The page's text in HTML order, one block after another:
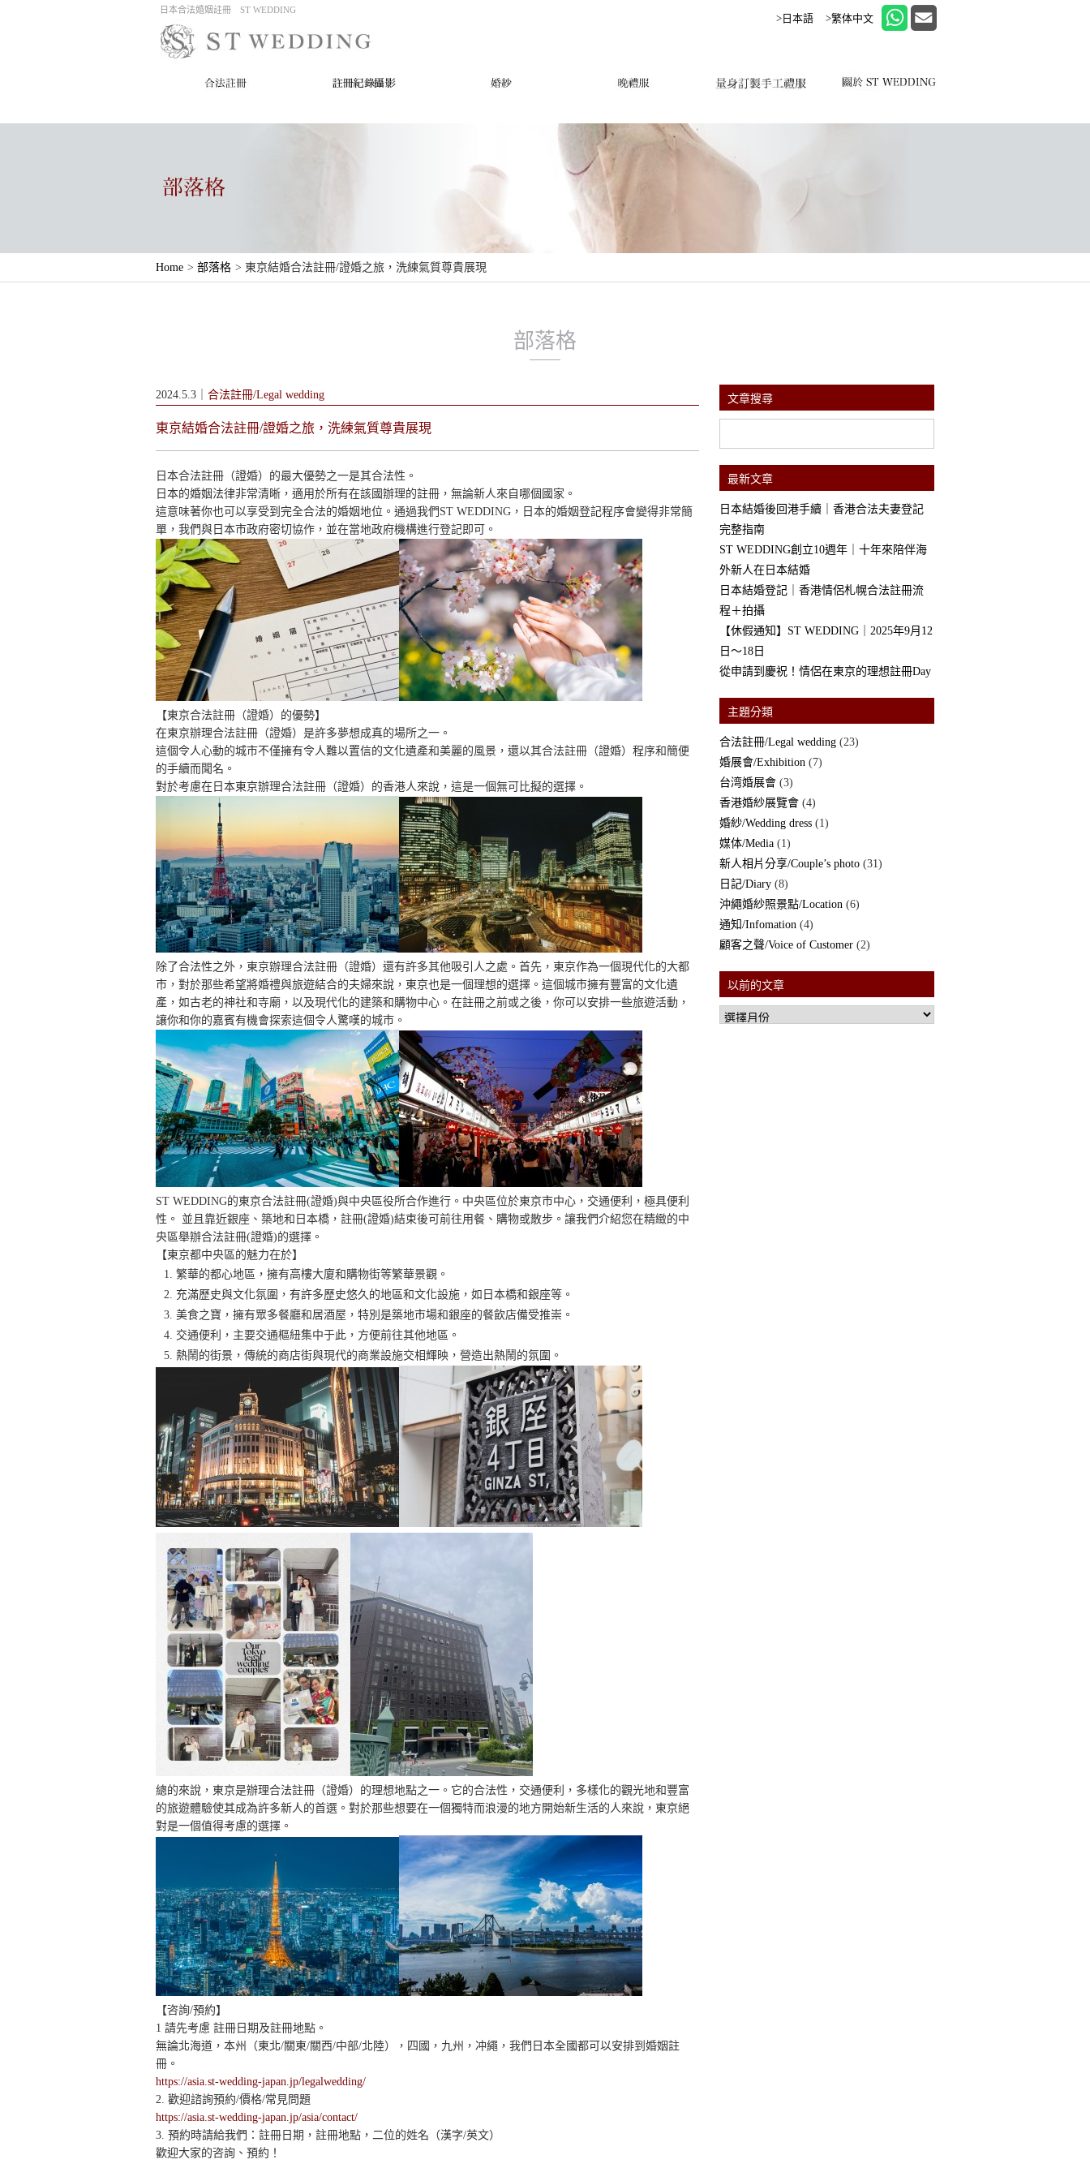
日本合法婚姻註冊 ST WEDDING
>日本語 >繁体中文
Home > 部落格 > 東京結婚合法註冊/證婚之旅，洗練氣質尊貴展現
部落格
2024.5.3｜ 合法註冊/Legal wedding
東京結婚合法註冊/證婚之旅，洗練氣質尊貴展現
日本合法註冊（證婚）的最大優勢之一是其合法性。
日本的婚姻法律非常清晰，適用於所有在該國辦理的註冊，無論新人來自哪個國家。
這意味著你也可以享受到完全合法的婚姻地位。通過我們ST WEDDING，日本的婚姻登記程序會變得非常簡
單，我們與日本市政府密切協作，並在當地政府機構進行登記即可。
【東京合法註冊（證婚）的優勢】
在東京辦理合法註冊（證婚）是許多夢想成真的場所之一。
這個令人心動的城市不僅擁有令人難以置信的文化遺產和美麗的風景，還以其合法註冊（證婚）程序和簡便
的手續而聞名。
對於考慮在日本東京辦理合法註冊（證婚）的香港人來說，這是一個無可比擬的選擇。
除了合法性之外，東京辦理合法註冊（證婚）還有許多其他吸引人之處。首先，東京作為一個現代化的大都
市，對於那些希望將婚禮與旅遊結合的夫婦來說，東京也是一個理想的選擇。這個城市擁有豐富的文化遺
產，如古老的神社和寺廟，以及現代化的建築和購物中心。在註冊之前或之後，你可以安排一些旅遊活動，
讓你和你的嘉賓有機會探索這個令人驚嘆的城市。
ST WEDDING的東京合法註冊(證婚)與中央區役所合作進行。中央區位於東京市中心，交通便利，極具便利
性。 並且靠近銀座、築地和日本橋，註冊(證婚)結束後可前往用餐、購物或散步。讓我們介紹您在精緻的中
央區舉辦合法註冊(證婚)的選擇。
【東京都中央區的魅力在於】
繁華的都心地區，擁有高樓大廈和購物街等繁華景觀。
充滿歷史與文化氛圍，有許多歷史悠久的地區和文化設施，如日本橋和銀座等。
美食之寶，擁有眾多餐廳和居酒屋，特別是築地市場和銀座的餐飲店備受推崇。
交通便利，主要交通樞紐集中于此，方便前往其他地區。
熱鬧的街景，傳統的商店街與現代的商業設施交相輝映，營造出熱鬧的氛圍。
總的來說，東京是辦理合法註冊（證婚）的理想地點之一。它的合法性，交通便利，多樣化的觀光地和豐富
的旅遊體驗使其成為許多新人的首選。對於那些想要在一個獨特而浪漫的地方開始新生活的人來說，東京絕
對是一個值得考慮的選擇。
【咨詢/預約】
1 請先考慮 註冊日期及註冊地點。
無論北海道，本州（東北/關東/關西/中部/北陸），四國，九州，冲繩，我們日本全國都可以安排到婚姻註
冊。
https://asia.st-wedding-japan.jp/legalwedding/
2. 歡迎諮詢預約/價格/常見問題
https://asia.st-wedding-japan.jp/asia/contact/
3. 預約時請給我們：註冊日期，註冊地點，二位的姓名（漢字/英文）
歡迎大家的咨詢、預約！
文章搜尋
最新文章
日本結婚後回港手續｜香港合法夫妻登記
完整指南
ST WEDDING創立10週年｜十年來陪伴海
外新人在日本結婚
日本結婚登記｜香港情侶札幌合法註冊流
程＋拍攝
【休假通知】ST WEDDING｜2025年9月12
日～18日
從申請到慶祝！情侶在東京的理想註冊Day
主題分類
合法註冊/Legal wedding (23)
婚展會/Exhibition (7)
台湾婚展會 (3)
香港婚紗展覽會 (4)
婚紗/Wedding dress (1)
媒体/Media (1)
新人相片分享/Couple’s photo (31)
日記/Diary (8)
沖繩婚紗照景點/Location (6)
通知/Infomation (4)
顧客之聲/Voice of Customer (2)
以前的文章